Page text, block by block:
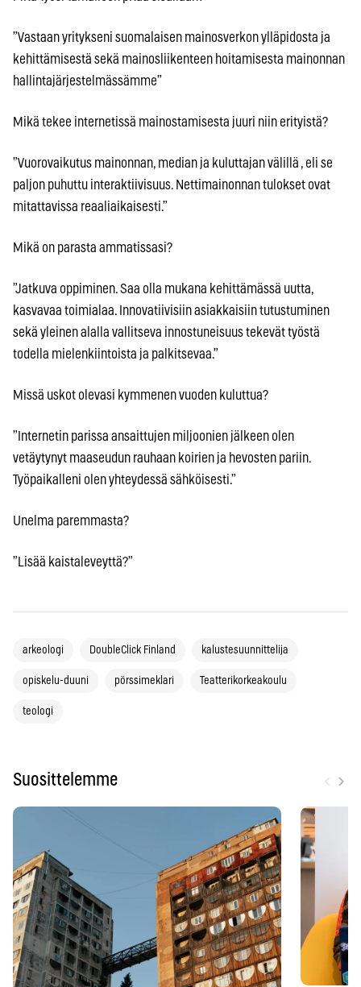
”Vastaan yritykseni suomalaisen mainosverkon ylläpidosta ja
kehittämisestä sekä mainosliikenteen hoitamisesta mainonnan
hallintajärjestelmässämme”
Mikä tekee internetissä mainostamisesta juuri niin erityistä?
”Vuorovaikutus mainonnan, median ja kuluttajan välillä , eli se
paljon puhuttu interaktiivisuus. Nettimainonnan tulokset ovat
mitattavissa reaaliaikaisesti.”
Mikä on parasta ammatissasi?
”Jatkuva oppiminen. Saa olla mukana kehittämässä uutta,
kasvavaa toimialaa. Innovatiivisiin asiakkaisiin tutustuminen
sekä yleinen alalla vallitseva innostuneisuus tekevät työstä
todella mielenkiintoista ja palkitsevaa.”
Missä uskot olevasi kymmenen vuoden kuluttua?
”Internetin parissa ansaittujen miljoonien jälkeen olen
vetäytynyt maaseudun rauhaan koirien ja hevosten pariin.
Työpaikalleni olen yhteydessä sähköisesti.”
Unelma paremmasta?
”Lisää kaistaleveyttä?”
arkeologi DoubleClick Finland kalustesuunnittelija
opiskelu-duuni pörssimeklari Teatterikorkeakoulu
teologi
Suosittelemme ›